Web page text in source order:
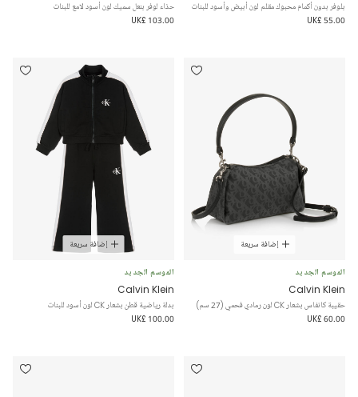
بلوفر بدون أكمام محبوك مقلم لون أبيض وأسود للبنات
UK£ 55.00
حذاء لوفر بنعل سميك لون أسود لامع للبنات
UK£ 103.00
إضافة سريعة
الموسم الجديد
Calvin Klein
حقيبة كانفاس بشعار CK لون رمادي فحمي (27 سم)
UK£ 60.00
إضافة سريعة
الموسم الجديد
Calvin Klein
بدلة رياضية قطن بشعار CK لون أسود للبنات
UK£ 100.00